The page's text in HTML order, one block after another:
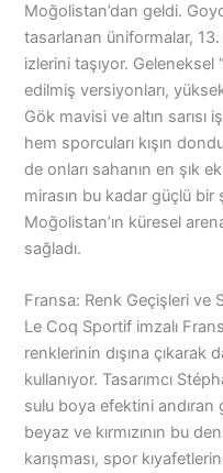
Moğolistan’dan geldi.
tasarlanan üniformalar,
izlerini taşıyor.
edilmiş versiyonları,
Gök mavisi ve altın sarısı
hem sporcuları kışın
de onları sahanın en şık
mirasın bu kadar güçlü
Moğolistan’ın küresel
sağladı.
Fransa: Renk Geçişleri ve
Le Coq Sportif imzalı
renklerinin dışına
kullanıyor. Tasarımcı
sulu boya efektini
beyaz ve kırmızının bu
karışması, spor